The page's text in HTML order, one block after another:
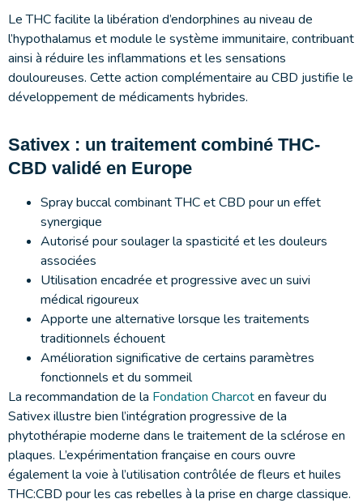
Le THC facilite la libération d’endorphines au niveau de
l’hypothalamus et module le système immunitaire, contribuant
ainsi à réduire les inflammations et les sensations
douloureuses. Cette action complémentaire au CBD justifie le
développement de médicaments hybrides.
Sativex : un traitement combiné THC-
CBD validé en Europe
Spray buccal combinant THC et CBD pour un effet
synergique
Autorisé pour soulager la spasticité et les douleurs
associées
Utilisation encadrée et progressive avec un suivi
médical rigoureux
Apporte une alternative lorsque les traitements
traditionnels échouent
Amélioration significative de certains paramètres
fonctionnels et du sommeil
La recommandation de la Fondation Charcoten faveur du
Sativex illustre bien l’intégration progressive de la
phytothérapie moderne dans le traitement de la sclérose en
plaques. L’expérimentation française en cours ouvre
également la voie à l’utilisation contrôlée de fleurs et huiles
THC:CBD pour les cas rebelles à la prise en charge classique.